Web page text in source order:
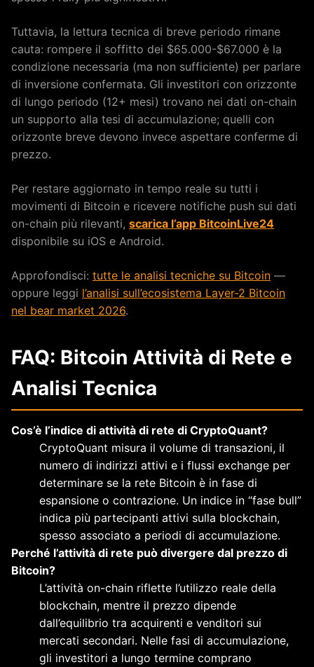
Tuttavia, la lettura tecnica di breve periodo rimane
cauta: rompere il soffitto dei $65.000-$67.000 è la
condizione necessaria (ma non sufficiente) per parlare
di inversione confermata. Gli investitori con orizzonte
di lungo periodo (12+ mesi) trovano nei dati on-chain
un supporto alla tesi di accumulazione; quelli con
orizzonte breve devono invece aspettare conferme di
prezzo.
Per restare aggiornato in tempo reale su tutti i
movimenti di Bitcoin e ricevere notifiche push sui dati
on-chain più rilevanti, scarica l’app BitcoinLive24
disponibile su iOS e Android.
Approfondisci: tutte le analisi tecniche su Bitcoin —
oppure leggi l’analisi sull’ecosistema Layer-2 Bitcoin
nel bear market 2026.
FAQ: Bitcoin Attività di Rete e
Analisi Tecnica
Cos’è l’indice di attività di rete di CryptoQuant?
CryptoQuant misura il volume di transazioni, il
numero di indirizzi attivi e i flussi exchange per
determinare se la rete Bitcoin è in fase di
espansione o contrazione. Un indice in “fase bull”
indica più partecipanti attivi sulla blockchain,
spesso associato a periodi di accumulazione.
Perché l’attività di rete può divergere dal prezzo di
Bitcoin?
L’attività on-chain riflette l’utilizzo reale della
blockchain, mentre il prezzo dipende
dall’equilibrio tra acquirenti e venditori sui
mercati secondari. Nelle fasi di accumulazione,
gli investitori a lungo termine comprano